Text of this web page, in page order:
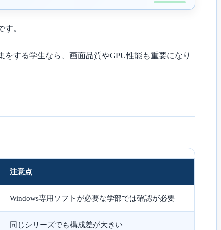
。
する学生なら、画面品質やGPU性能も重要になり
注意点
Windows専用ソフトが必要な学部では確認が必要
同じシリーズでも構成差が大きい